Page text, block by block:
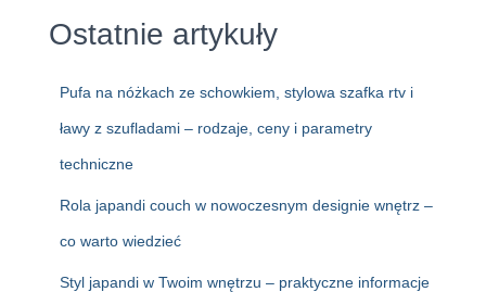
Ostatnie artykuły
Pufa na nóżkach ze schowkiem, stylowa szafka rtv i
ławy z szufladami – rodzaje, ceny i parametry
techniczne
Rola japandi couch w nowoczesnym designie wnętrz –
co warto wiedzieć
Styl japandi w Twoim wnętrzu – praktyczne informacje